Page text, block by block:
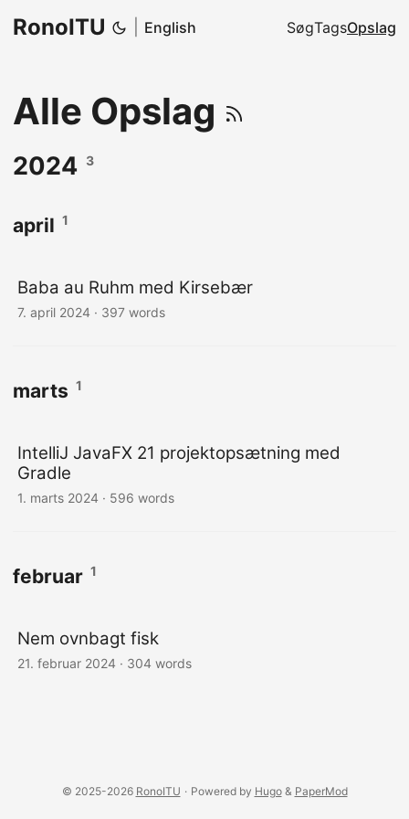
RonoITU English SøgTagsOpslag
Alle Opslag
2024 3
april 1
Baba au Ruhm med Kirsebær
7. april 2024 · 397 words
marts 1
IntelliJ JavaFX 21 projektopsætning med
Gradle
1. marts 2024 · 596 words
februar 1
Nem ovnbagt fisk
21. februar 2024 · 304 words
© 2025-2026 RonoITU · Powered by Hugo& PaperMod